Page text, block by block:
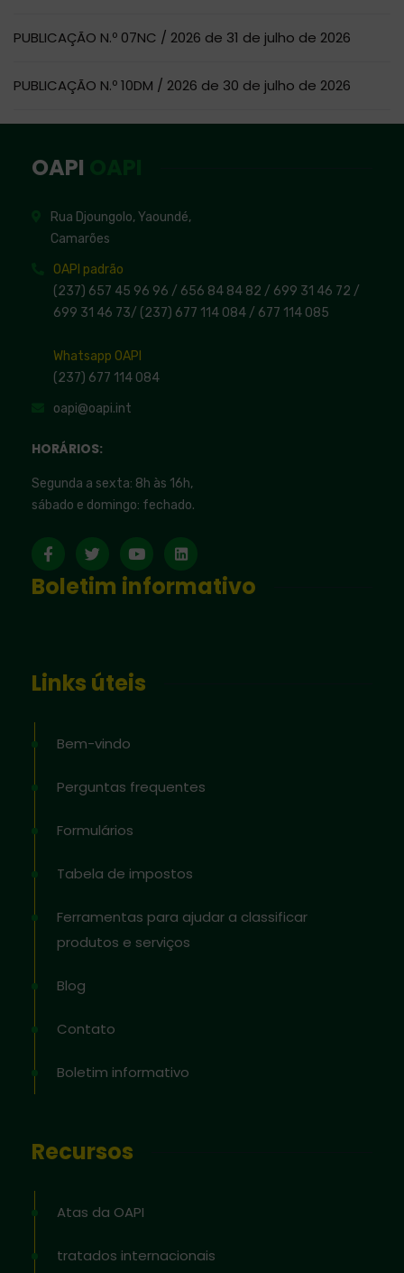
PUBLICAÇÃO N.º 07NC / 2026 de 31 de julho de 2026
PUBLICAÇÃO N.º 10DM / 2026 de 30 de julho de 2026
OAPI
Rua Djoungolo, Yaoundé,
Camarões
OAPI padrão
(237) 657 45 96 96 / 656 84 84 82 / 699 31 46 72 /
699 31 46 73/ (237) 677 114 084 / 677 114 085
Whatsapp OAPI
(237) 677 114 084
oapi@oapi.int
HORÁRIOS:
Segunda a sexta: 8h às 16h,
sábado e domingo: fechado.
Boletim informativo
Links úteis
Bem-vindo
Perguntas frequentes
Formulários
Tabela de impostos
Ferramentas para ajudar a classificar
produtos e serviços
Blog
Contato
Boletim informativo
Recursos
Atas da OAPI
tratados internacionais